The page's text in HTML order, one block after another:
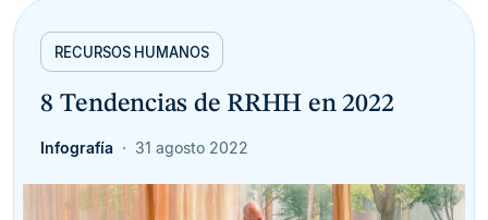
RECURSOS HUMANOS
8 Tendencias de RRHH en 2022
Infografía 31 agosto 2022